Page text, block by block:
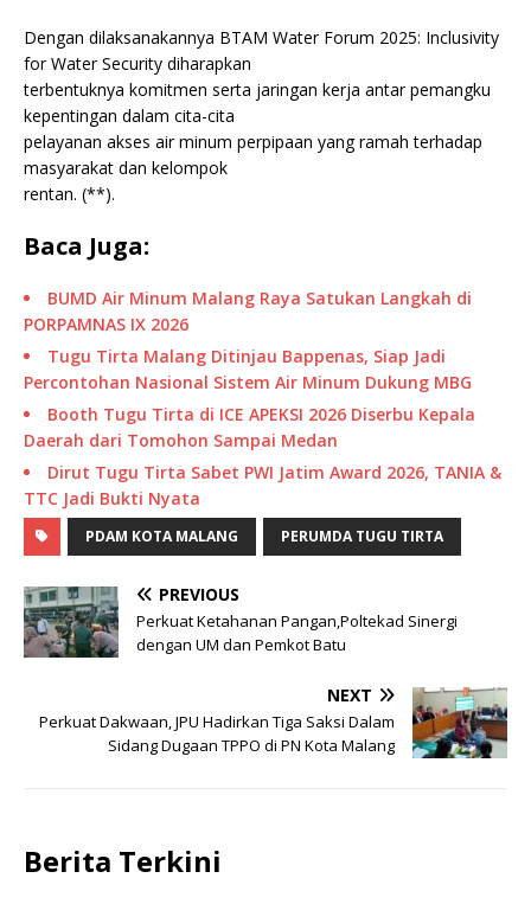
Dengan dilaksanakannya BTAM Water Forum 2025: Inclusivity
for Water Security diharapkan
terbentuknya komitmen serta jaringan kerja antar pemangku
kepentingan dalam cita-cita
pelayanan akses air minum perpipaan yang ramah terhadap
masyarakat dan kelompok
rentan. (**).
Baca Juga:
BUMD Air Minum Malang Raya Satukan Langkah di
PORPAMNAS IX 2026
Tugu Tirta Malang Ditinjau Bappenas, Siap Jadi
Percontohan Nasional Sistem Air Minum Dukung MBG
Booth Tugu Tirta di ICE APEKSI 2026 Diserbu Kepala
Daerah dari Tomohon Sampai Medan
Dirut Tugu Tirta Sabet PWI Jatim Award 2026, TANIA &
TTC Jadi Bukti Nyata
PDAM KOTA MALANG PERUMDA TUGU TIRTA
PREVIOUS
Perkuat Ketahanan Pangan,Poltekad Sinergi
dengan UM dan Pemkot Batu
NEXT
Perkuat Dakwaan, JPU Hadirkan Tiga Saksi Dalam
Sidang Dugaan TPPO di PN Kota Malang
Berita Terkini